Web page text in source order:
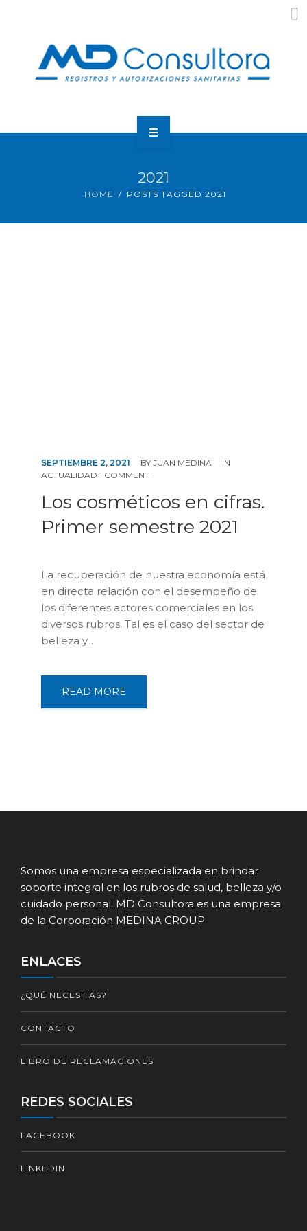
2021
HOME POSTS TAGGED 2021
SEPTIEMBRE 2, 2021 BY JUAN MEDINA
IN
ACTUALIDAD 1 COMMENT
Los cosméticos en cifras.
Primer semestre 2021
La recuperación de nuestra economía está
en directa relación con el desempeño de
los diferentes actores comerciales en los
diversos rubros. Tal es el caso del sector de
belleza y...
READ MORE
Somos una empresa especializada en brindar
soporte integral en los rubros de salud, belleza y/o
cuidado personal. MD Consultora es una empresa
de la Corporación MEDINA GROUP
ENLACES
¿QUÉ NECESITAS?
CONTACTO
LIBRO DE RECLAMACIONES
REDES SOCIALES
FACEBOOK
LINKEDIN